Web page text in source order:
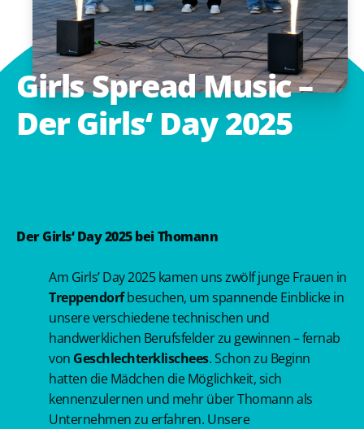
GirlsSpreadMusic–
Der Girls‘ Day2025
DerGirls‘ Day 2025bei Thomann
Am Girls’ Day 2025 kamen uns zwölf junge Frauen in
Treppendorfbesuchen, um spannende Einblicke in
unsere verschiedene technischen und
handwerklichen Berufsfelder zu gewinnen – fernab
von Geschlechterklischees. Schon zu Beginn
hatten die Mädchen die Möglichkeit, sich
kennenzulernen und mehr über Thomann als
Unternehmen zu erfahren. Unsere